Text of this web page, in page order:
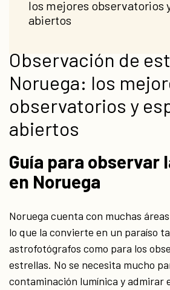
Observación de
Noruega: los
observatorios y
abiertos
Guía para observar
en Noruega
Noruega cuenta con muchas
lo que la convierte en un paraíso
astrofotógrafos como para los
estrellas. No se necesita mucho
contaminación lumínica y admirar
los mejores observatorios
abiertos